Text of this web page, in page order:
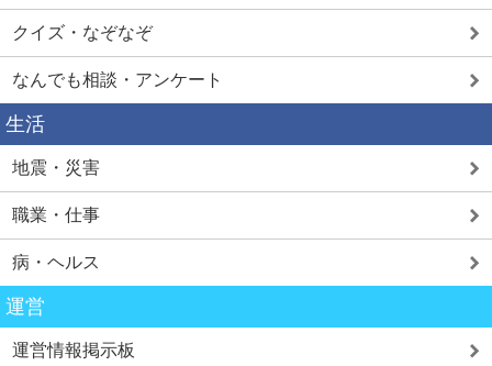
クイズ・なぞなぞ
なんでも相談・アンケート
生活
地震・災害
職業・仕事
病・ヘルス
運営
運営情報掲示板